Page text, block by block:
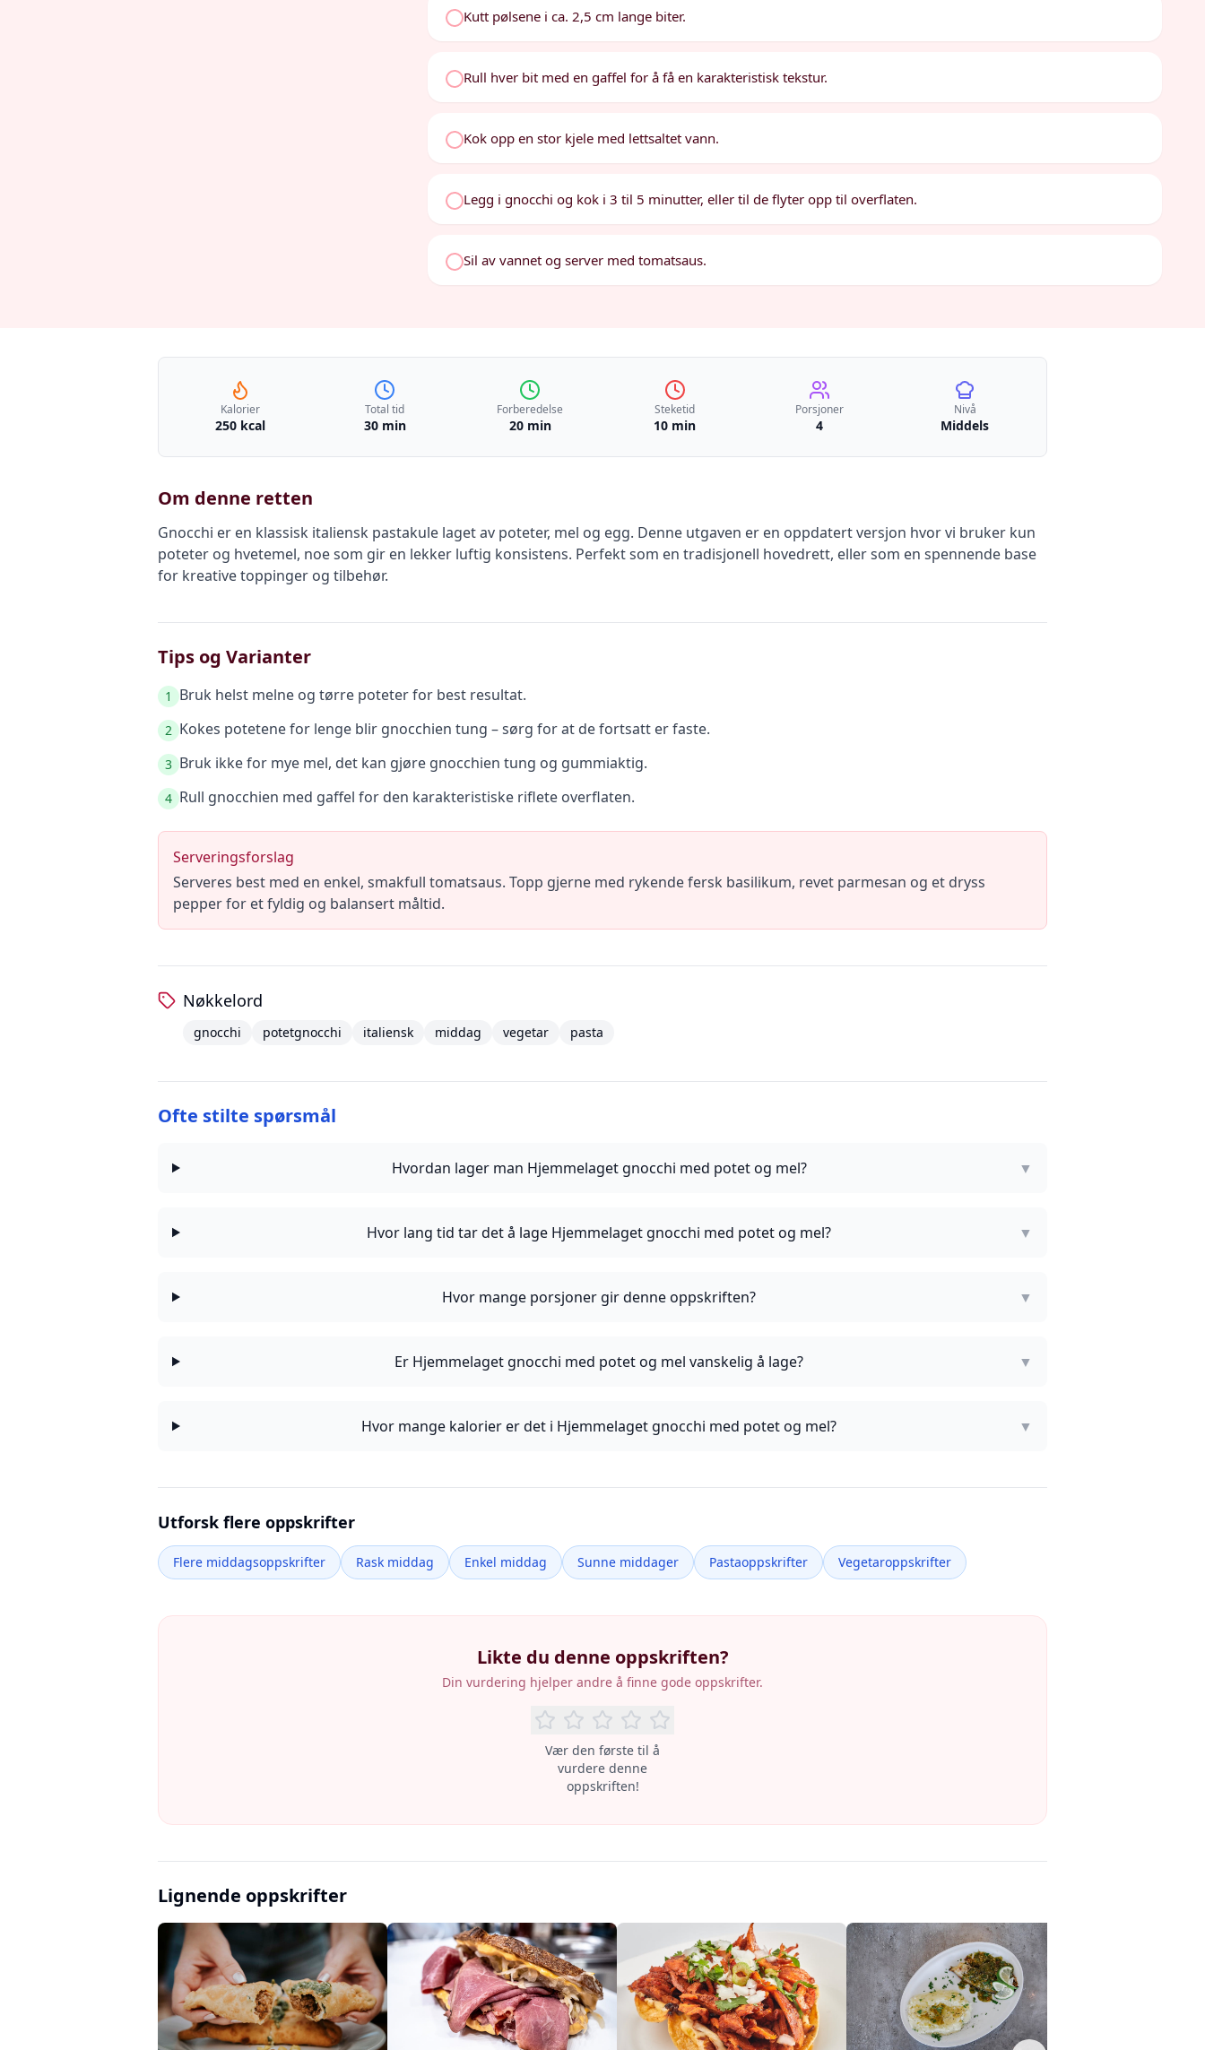
Kutt pølsene i ca. 2,5 cm lange biter.
Rull hver bit med en gaffel for å få en karakteristisk tekstur.
Kok opp en stor kjele med lettsaltet vann.
Legg i gnocchi og kok i 3 til 5 minutter, eller til de flyter opp til overflaten.
Sil av vannet og server med tomatsaus.
Kalorier
250 kcal
Total tid
30 min
Forberedelse
20 min
Steketid
10 min
Porsjoner
4
Nivå
Middels
Om denne retten
Gnocchi er en klassisk italiensk pastakule laget av poteter, mel og egg. Denne utgaven er en oppdatert versjon hvor vi bruker kun
poteter og hvetemel, noe som gir en lekker luftig konsistens. Perfekt som en tradisjonell hovedrett, eller som en spennende base
for kreative toppinger og tilbehør.
Tips og Varianter
1 Bruk helst melne og tørre poteter for best resultat.
2 Kokes potetene for lenge blir gnocchien tung – sørg for at de fortsatt er faste.
3 Bruk ikke for mye mel, det kan gjøre gnocchien tung og gummiaktig.
4 Rull gnocchien med gaffel for den karakteristiske riflete overflaten.
Serveringsforslag
Serveres best med en enkel, smakfull tomatsaus. Topp gjerne med rykende fersk basilikum, revet parmesan og et dryss
pepper for et fyldig og balansert måltid.
Nøkkelord
gnocchi potetgnocchi italiensk middag vegetar pasta
Ofte stilte spørsmål
Hvordan lager man Hjemmelaget gnocchi med potet og mel? ▼
Hvor lang tid tar det å lage Hjemmelaget gnocchi med potet og mel? ▼
Hvor mange porsjoner gir denne oppskriften? ▼
Er Hjemmelaget gnocchi med potet og mel vanskelig å lage? ▼
Hvor mange kalorier er det i Hjemmelaget gnocchi med potet og mel? ▼
Utforsk flere oppskrifter
Flere middagsoppskrifter Rask middag Enkel middag Sunne middager Pastaoppskrifter Vegetaroppskrifter
Likte du denne oppskriften?
Din vurdering hjelper andre å finne gode oppskrifter.
Vær den første til å
vurdere denne
oppskriften!
Lignende oppskrifter